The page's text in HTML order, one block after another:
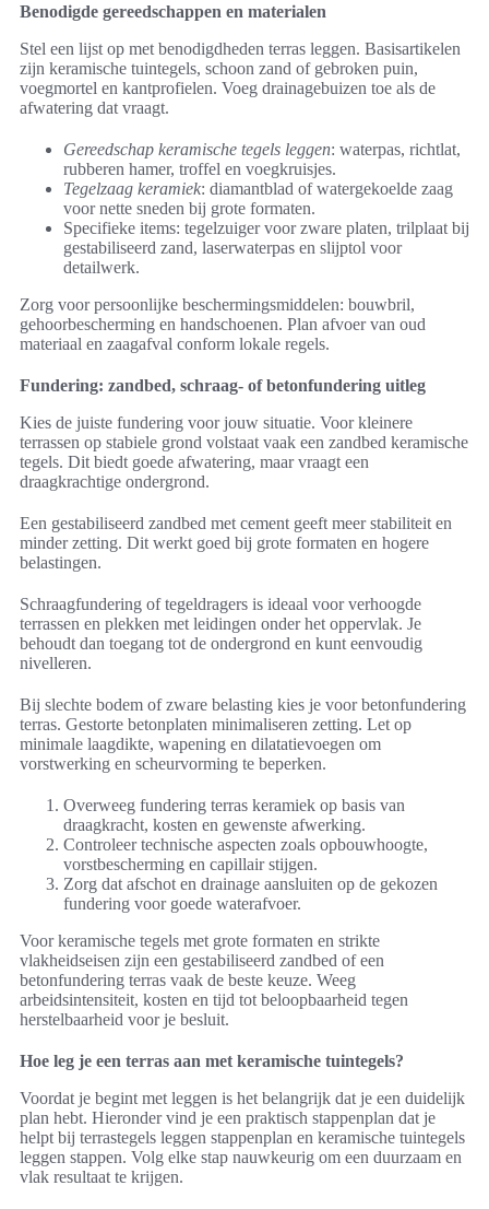
Benodigde gereedschappen en materialen
Stel een lijst op met benodigdheden terras leggen. Basisartikelen
zijn keramische tuintegels, schoon zand of gebroken puin,
voegmortel en kantprofielen. Voeg drainagebuizen toe als de
afwatering dat vraagt.
Gereedschap keramische tegels leggen: waterpas, richtlat,
rubberen hamer, troffel en voegkruisjes.
Tegelzaag keramiek: diamantblad of watergekoelde zaag
voor nette sneden bij grote formaten.
Specifieke items: tegelzuiger voor zware platen, trilplaat bij
gestabiliseerd zand, laserwaterpas en slijptol voor
detailwerk.
Zorg voor persoonlijke beschermingsmiddelen: bouwbril,
gehoorbescherming en handschoenen. Plan afvoer van oud
materiaal en zaagafval conform lokale regels.
Fundering: zandbed, schraag- of betonfundering uitleg
Kies de juiste fundering voor jouw situatie. Voor kleinere
terrassen op stabiele grond volstaat vaak een zandbed keramische
tegels. Dit biedt goede afwatering, maar vraagt een
draagkrachtige ondergrond.
Een gestabiliseerd zandbed met cement geeft meer stabiliteit en
minder zetting. Dit werkt goed bij grote formaten en hogere
belastingen.
Schraagfundering of tegeldragers is ideaal voor verhoogde
terrassen en plekken met leidingen onder het oppervlak. Je
behoudt dan toegang tot de ondergrond en kunt eenvoudig
nivelleren.
Bij slechte bodem of zware belasting kies je voor betonfundering
terras. Gestorte betonplaten minimaliseren zetting. Let op
minimale laagdikte, wapening en dilatatievoegen om
vorstwerking en scheurvorming te beperken.
Overweeg fundering terras keramiek op basis van
draagkracht, kosten en gewenste afwerking.
Controleer technische aspecten zoals opbouwhoogte,
vorstbescherming en capillair stijgen.
Zorg dat afschot en drainage aansluiten op de gekozen
fundering voor goede waterafvoer.
Voor keramische tegels met grote formaten en strikte
vlakheidseisen zijn een gestabiliseerd zandbed of een
betonfundering terras vaak de beste keuze. Weeg
arbeidsintensiteit, kosten en tijd tot beloopbaarheid tegen
herstelbaarheid voor je besluit.
Hoe leg je een terras aan met keramische tuintegels?
Voordat je begint met leggen is het belangrijk dat je een duidelijk
plan hebt. Hieronder vind je een praktisch stappenplan dat je
helpt bij terrastegels leggen stappenplan en keramische tuintegels
leggen stappen. Volg elke stap nauwkeurig om een duurzaam en
vlak resultaat te krijgen.